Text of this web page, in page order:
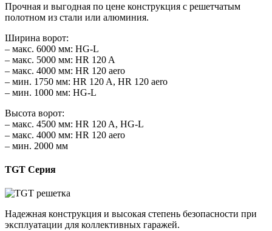
Прочная и выгодная по цене конструкция с решетчатым
полотном из стали или алюминия.
Ширина ворот:
– макс. 6000 мм: HG-L
– макс. 5000 мм: HR 120 A
– макс. 4000 мм: HR 120 aero
– мин. 1750 мм: HR 120 A, HR 120 aero
– мин. 1000 мм: HG-L
Высота ворот:
– макс. 4500 мм: HR 120 A, HG-L
– макс. 4000 мм: HR 120 aero
– мин. 2000 мм
TGT Серия
Надежная конструкция и высокая степень безопасности при
эксплуатации для коллективных гаражей.